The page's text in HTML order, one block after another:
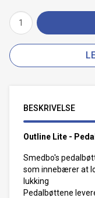
BESKRIVELSE
Outline Lite -
Smedbo's
som innebærer at
lukking
Pedalbøttene